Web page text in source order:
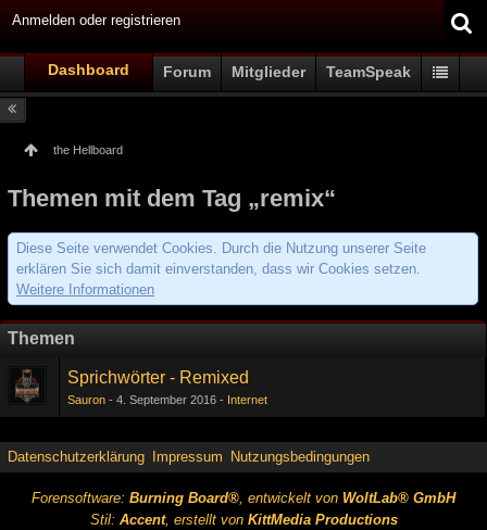
Anmelden oder registrieren
Dashboard Forum Mitglieder TeamSpeak
the Hellboard
Themen mit dem Tag „remix“
Diese Seite verwendet Cookies. Durch die Nutzung unserer Seite
erklären Sie sich damit einverstanden, dass wir Cookies setzen.
Weitere Informationen
Themen
Sprichwörter - Remixed
Sauron 4. September 2016 Internet
Datenschutzerklärung Impressum Nutzungsbedingungen
Forensoftware: Burning Board®, entwickelt von WoltLab® GmbH
Stil: Accent, erstellt von KittMedia Productions